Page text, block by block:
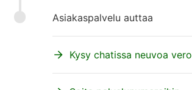
Asiakaspalvelu auttaa
Kysy chatissa neuvoa